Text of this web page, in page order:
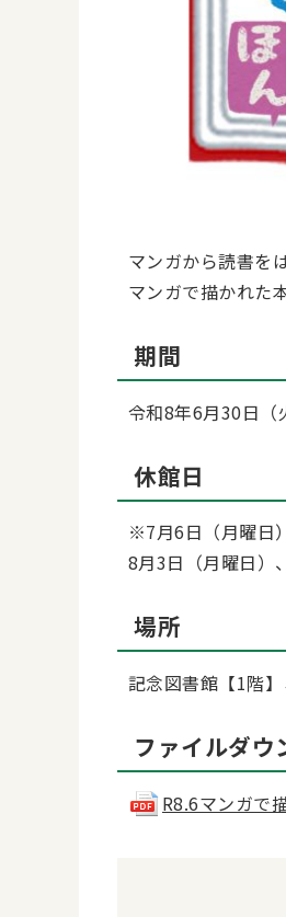
マンガから読書を
マンガで描かれた
期間
令和8年6月30日（
休館日
※7月6日（月曜日
8月3日（月曜日）
場所
記念図書館【1階
ファイルダウ
R8.6マンガで